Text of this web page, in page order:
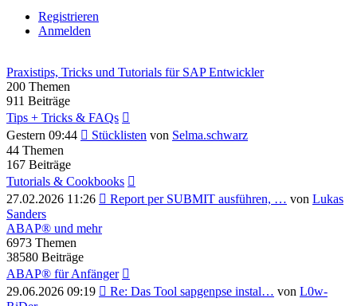
Registrieren
Anmelden
Praxistips, Tricks und Tutorials für SAP Entwickler
200 Themen
911 Beiträge
Tips + Tricks & FAQs
Gestern 09:44
Neuester
Stücklisten von Selma.schwarz
44 Themen
167 Beiträge
Tutorials & Cookbooks
27.02.2026 11:26
Neuester
Beitrag
Report per SUBMIT ausführen, … von Lukas
Sanders
ABAP® und mehr
6973 Themen
38580 Beiträge
ABAP® für Anfänger
29.06.2026 09:19
Neuester
Re: Das Tool sapgenpse instal… von L0w-